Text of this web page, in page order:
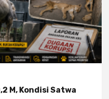
M, Kondisi Satwa